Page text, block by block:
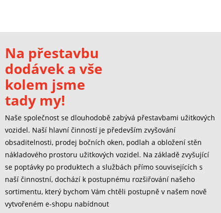
Na přestavbu
dodávek a vše
kolem jsme
tady my!
Naše společnost se dlouhodobě zabývá přestavbami užitkových
vozidel. Naší hlavní činností je především zvyšování
obsaditelnosti, prodej bočních oken, podlah a obložení stěn
nákladového prostoru užitkových vozidel. Na základě zvyšující
se poptávky po produktech a službách přímo souvisejících s
naší činnostní, dochází k postupnému rozšiřování našeho
sortimentu, který bychom Vám chtěli postupně v našem nově
vytvořeném e-shopu nabídnout